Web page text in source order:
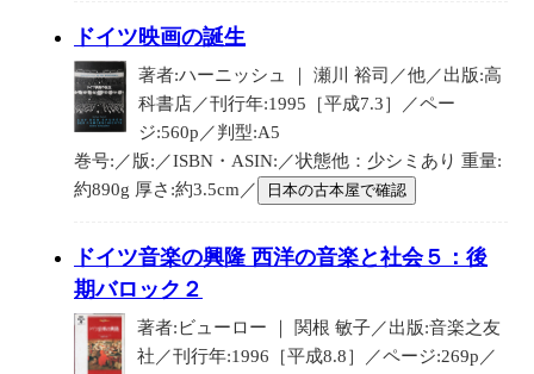
ドイツ映画の誕生
著者:ハーニッシュ ｜ 瀬川 裕司／他／出版:高
科書店／刊行年:1995［平成7.3］／ペー
ジ:560p／判型:A5
巻号:／版:／ISBN・ASIN:／状態他：少シミあり 重量:
約890g 厚さ:約3.5cm／
日本の古本屋で確認
ドイツ音楽の興隆 西洋の音楽と社会５：後
期バロック２
著者:ビューロー ｜ 関根 敏子／出版:音楽之友
社／刊行年:1996［平成8.8］／ページ:269p／